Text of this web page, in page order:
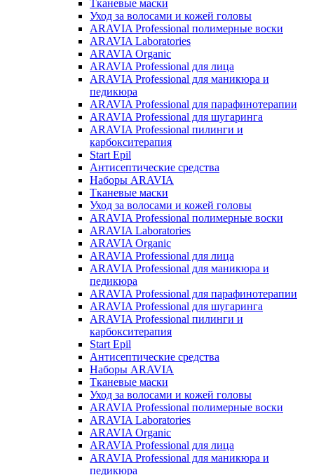
Тканевые маски
Уход за волосами и кожей головы
ARAVIA Professional полимерные воски
ARAVIA Laboratories
ARAVIA Organic
ARAVIA Professional для лица
ARAVIA Professional для маникюра и
педикюра
ARAVIA Professional для парафинотерапии
ARAVIA Professional для шугаринга
ARAVIA Professional пилинги и
карбокситерапия
Start Epil
Антисептические средства
Наборы ARAVIA
Тканевые маски
Уход за волосами и кожей головы
ARAVIA Professional полимерные воски
ARAVIA Laboratories
ARAVIA Organic
ARAVIA Professional для лица
ARAVIA Professional для маникюра и
педикюра
ARAVIA Professional для парафинотерапии
ARAVIA Professional для шугаринга
ARAVIA Professional пилинги и
карбокситерапия
Start Epil
Антисептические средства
Наборы ARAVIA
Тканевые маски
Уход за волосами и кожей головы
ARAVIA Professional полимерные воски
ARAVIA Laboratories
ARAVIA Organic
ARAVIA Professional для лица
ARAVIA Professional для маникюра и
педикюра